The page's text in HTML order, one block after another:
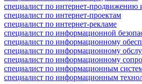
специалист по интернет-продвижению
специалист по интернет-проектам
специалист по интернет-рекламе
специалист по информационной
специалист по информационному
специалист по информационному
специалист по информационному
специалист по информационным
специалист по информационным